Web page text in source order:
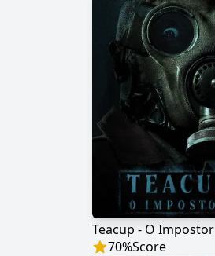
Teacup - O Impostor
70%Score